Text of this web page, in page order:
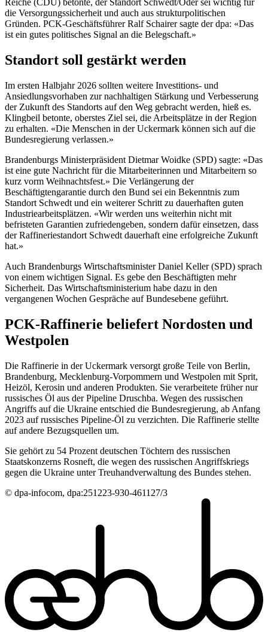
Reiche (CDU) betonte, der Standort Schwedt/Oder sei wichtig für
die Versorgungssicherheit und auch aus strukturpolitischen
Gründen. PCK-Geschäftsführer Ralf Schairer sagte der dpa: «Das
ist ein gutes politisches Signal an die Belegschaft.»
Standort soll gestärkt werden
Im ersten Halbjahr 2026 sollten weitere Investitions- und
Ansiedlungsvorhaben zur nachhaltigen Stärkung und Verbesserung
der Zukunft des Standorts auf den Weg gebracht werden, hieß es.
Klingbeil betonte, oberstes Ziel sei, die Arbeitsplätze in der Region
zu erhalten. «Die Menschen in der Uckermark können sich auf die
Bundesregierung verlassen.»
Brandenburgs Ministerpräsident Dietmar Woidke (SPD) sagte: «Das
ist eine gute Nachricht für die Mitarbeiterinnen und Mitarbeitern so
kurz vorm Weihnachtsfest.» Die Verlängerung der
Beschäftigtengarantie durch den Bund sei ein Bekenntnis zum
Standort Schwedt und ein weiterer Schritt zu dauerhaften guten
Industriearbeitsplätzen. «Wir werden uns weiterhin nicht mit
befristeten Garantien zufriedengeben, sondern dafür einsetzen, dass
der Raffineriestandort Schwedt dauerhaft eine erfolgreiche Zukunft
hat.»
Auch Brandenburgs Wirtschaftsminister Daniel Keller (SPD) sprach
von einem wichtigen Signal. Es gebe den Beschäftigten mehr
Sicherheit. Das Wirtschaftsministerium habe dazu in den
vergangenen Wochen Gespräche auf Bundesebene geführt.
PCK-Raffinerie beliefert Nordosten und
Westpolen
Die Raffinerie in der Uckermark versorgt große Teile von Berlin,
Brandenburg, Mecklenburg-Vorpommern und Westpolen mit Sprit,
Heizöl, Kerosin und anderen Produkten. Sie verarbeitete früher nur
russisches Öl aus der Pipeline Druschba. Wegen des russischen
Angriffs auf die Ukraine entschied die Bundesregierung, ab Anfang
2023 auf russisches Pipeline-Öl zu verzichten. Die Raffinerie stellte
auf andere Bezugsquellen um.
Sie gehört zu 54 Prozent deutschen Töchtern des russischen
Staatskonzerns Rosneft, die wegen des russischen Angriffskriegs
gegen die Ukraine unter Treuhandverwaltung des Bundes stehen.
© dpa-infocom, dpa:251223-930-461127/3